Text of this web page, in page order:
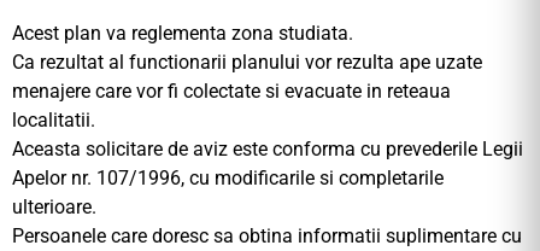
Acest plan va reglementa zona studiata.
Ca rezultat al functionarii planului vor rezulta ape uzate
menajere care vor fi colectate si evacuate in reteaua
localitatii.
Aceasta solicitare de aviz este conforma cu prevederile Legii
Apelor nr. 107/1996, cu modificarile si completarile
ulterioare.
Persoanele care doresc sa obtina informatii suplimentare cu